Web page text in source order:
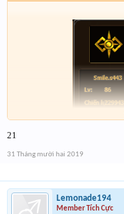
21
31 Tháng mười hai 2019
Lemonade194
Member Tích Cực